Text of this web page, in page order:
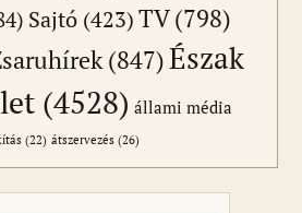
Sajtó (423)TV(798)
(847)Észak
(4528) állami média
(22) átszervezés (26)